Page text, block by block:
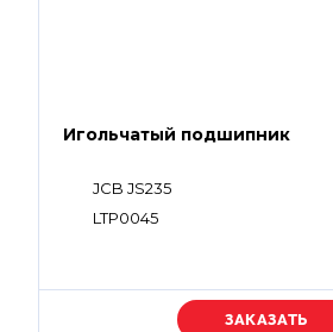
Игольчатый подшипник
JCB JS235
LTP0045
Уточняйте цену